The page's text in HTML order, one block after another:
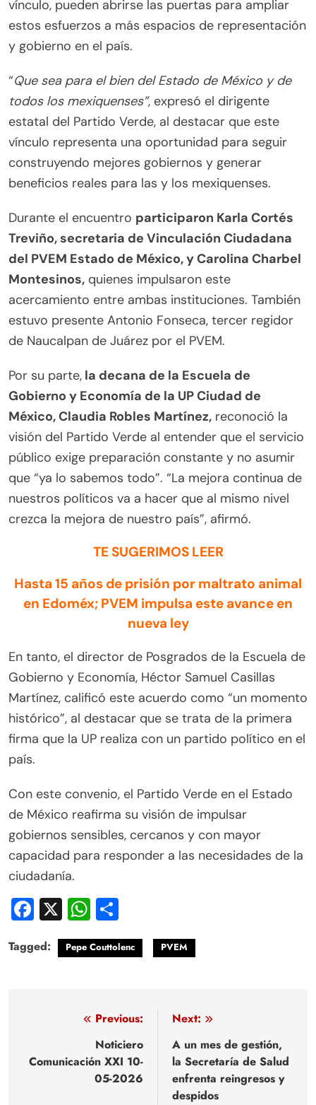
vínculo, pueden abrirse las puertas para ampliar
estos esfuerzos a más espacios de representación
y gobierno en el país.
“Que sea para el bien del Estado de México y de
todos los mexiquenses”, expresó el dirigente
estatal del Partido Verde, al destacar que este
vínculo representa una oportunidad para seguir
construyendo mejores gobiernos y generar
beneficios reales para las y los mexiquenses.
Durante el encuentro participaron Karla Cortés
Treviño, secretaria de Vinculación Ciudadana
del PVEM Estado de México, y Carolina Charbel
Montesinos, quienes impulsaron este
acercamiento entre ambas instituciones. También
estuvo presente Antonio Fonseca, tercer regidor
de Naucalpan de Juárez por el PVEM.
Por su parte, la decana de la Escuela de
Gobierno y Economía de la UP Ciudad de
México, Claudia Robles Martínez, reconoció la
visión del Partido Verde al entender que el servicio
público exige preparación constante y no asumir
que “ya lo sabemos todo”. “La mejora continua de
nuestros políticos va a hacer que al mismo nivel
crezca la mejora de nuestro país”, afirmó.
TE SUGERIMOS LEER
Hasta 15 años de prisión por maltrato animal
en Edoméx; PVEM impulsa este avance en
nueva ley
En tanto, el director de Posgrados de la Escuela de
Gobierno y Economía, Héctor Samuel Casillas
Martínez, calificó este acuerdo como “un momento
histórico”, al destacar que se trata de la primera
firma que la UP realiza con un partido político en el
país.
Con este convenio, el Partido Verde en el Estado
de México reafirma su visión de impulsar
gobiernos sensibles, cercanos y con mayor
capacidad para responder a las necesidades de la
ciudadanía.
Facebook
X WhatsApp
Tagged: Pepe Couttolenc PVEM
Navegación
entradas
Previous:
Noticiero
Comunicación XXI 10-
05-2026
Next:
A un mes de gestión,
la Secretaría de Salud
enfrenta reingresos y
despidos